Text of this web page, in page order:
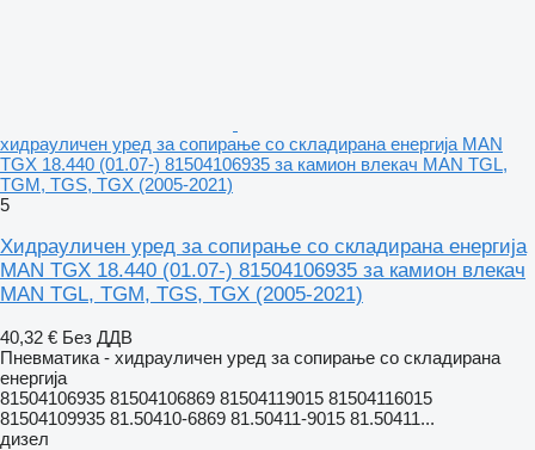
хидрауличен уред за сопирање со складирана енергија MAN
TGX 18.440 (01.07-) 81504106935 за камион влекач MAN TGL,
TGM, TGS, TGX (2005-2021)
5
Хидрауличен уред за сопирање со складирана енергија
MAN TGX 18.440 (01.07-) 81504106935 за камион влекач
MAN TGL, TGM, TGS, TGX (2005-2021)
40,32 € Без ДДВ
Пневматика - хидрауличен уред за сопирање со складирана
енергија
81504106935 81504106869 81504119015 81504116015
81504109935 81.50410-6869 81.50411-9015 81.50411...
дизел